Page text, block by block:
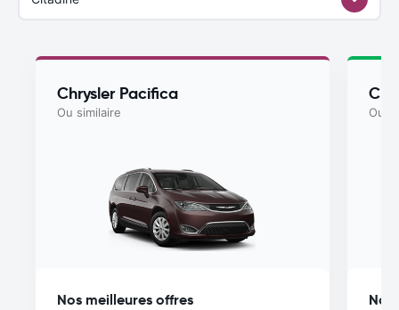
Chrysler Pacifica
Ou similaire
Nos meilleures offres
Ou
Nos